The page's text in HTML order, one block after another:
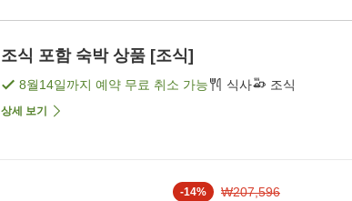
조식 포함 숙박 상품 [조식]
8월14일까지 예약 무료 취소 가능 식사 조식
상세 보기
-14% ₩207,596